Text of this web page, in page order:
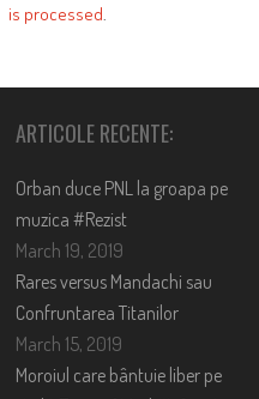
is processed.
ARTICOLE RECENTE:
Orban duce PNL la groapa pe
muzica #Rezist
March 19, 2019
Rares versus Mandachi sau
Confruntarea Titanilor
March 15, 2019
Moroiul care bântuie liber pe